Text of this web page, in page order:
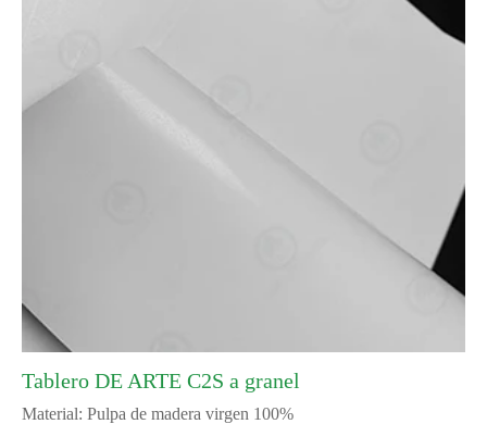
Tablero DE ARTE C2S a granel
Material: Pulpa de madera virgen 100%